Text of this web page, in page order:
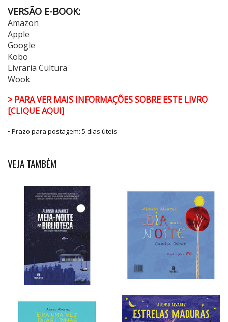
VERSÃO E-BOOK:
Amazon
Apple
Google
Kobo
Livraria Cultura
Wook
> PARA VER MAIS INFORMAÇÕES SOBRE ESTE LIVRO
[CLIQUE AQUI]
• Prazo para postagem: 5 dias úteis
VEJA TAMBÉM